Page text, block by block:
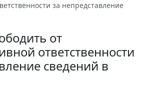
за непредставление
от
ответственности
сведений в